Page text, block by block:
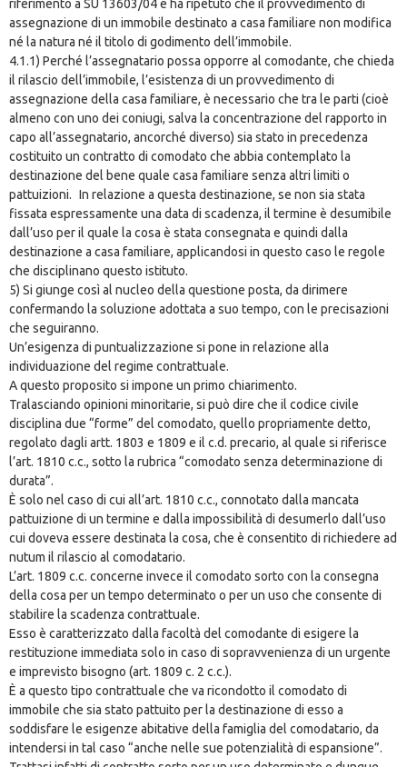
riferimento a SU 13603/04 e ha ripetuto che il provvedimento di
assegnazione di un immobile destinato a casa familiare non modifica
né la natura né il titolo di godimento dell’immobile.
4.1.1) Perché l’assegnatario possa opporre al comodante, che chieda
il rilascio dell’immobile, l’esistenza di un provvedimento di
assegnazione della casa familiare, è necessario che tra le parti (cioè
almeno con uno dei coniugi, salva la concentrazione del rapporto in
capo all’assegnatario, ancorché diverso) sia stato in precedenza
costituito un contratto di comodato che abbia contemplato la
destinazione del bene quale casa familiare senza altri limiti o
pattuizioni. In relazione a questa destinazione, se non sia stata
fissata espressamente una data di scadenza, il termine è desumibile
dall’uso per il quale la cosa è stata consegnata e quindi dalla
destinazione a casa familiare, applicandosi in questo caso le regole
che disciplinano questo istituto.
5) Si giunge così al nucleo della questione posta, da dirimere
confermando la soluzione adottata a suo tempo, con le precisazioni
che seguiranno.
Un’esigenza di puntualizzazione si pone in relazione alla
individuazione del regime contrattuale.
A questo proposito si impone un primo chiarimento.
Tralasciando opinioni minoritarie, si può dire che il codice civile
disciplina due “forme” del comodato, quello propriamente detto,
regolato dagli artt. 1803 e 1809 e il c.d. precario, al quale si riferisce
l’art. 1810 c.c., sotto la rubrica “comodato senza determinazione di
durata”.
È solo nel caso di cui all’art. 1810 c.c., connotato dalla mancata
pattuizione di un termine e dalla impossibilità di desumerlo dall’uso
cui doveva essere destinata la cosa, che è consentito di richiedere ad
nutum il rilascio al comodatario.
L’art. 1809 c.c. concerne invece il comodato sorto con la consegna
della cosa per un tempo determinato o per un uso che consente di
stabilire la scadenza contrattuale.
Esso è caratterizzato dalla facoltà del comodante di esigere la
restituzione immediata solo in caso di sopravvenienza di un urgente
e imprevisto bisogno (art. 1809 c. 2 c.c.).
È a questo tipo contrattuale che va ricondotto il comodato di
immobile che sia stato pattuito per la destinazione di esso a
soddisfare le esigenze abitative della famiglia del comodatario, da
intendersi in tal caso “anche nelle sue potenzialità di espansione”.